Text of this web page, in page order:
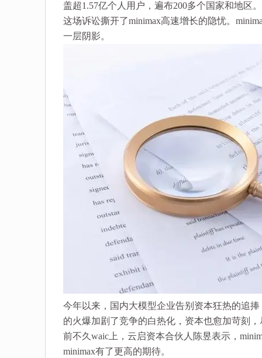
盖超1.57亿个人用户，遍布200多个国家和地区。
这场诉讼撕开了minimax高速增长的隐忧。
一层阴影。
今年以来，国内大模型企业告别资本狂热的追
的火爆加剧了竞争的白热化，资本也愈加苛刻
前不久waic上，云启资本合伙人陈昱表示，
minimax有了更高的期待。